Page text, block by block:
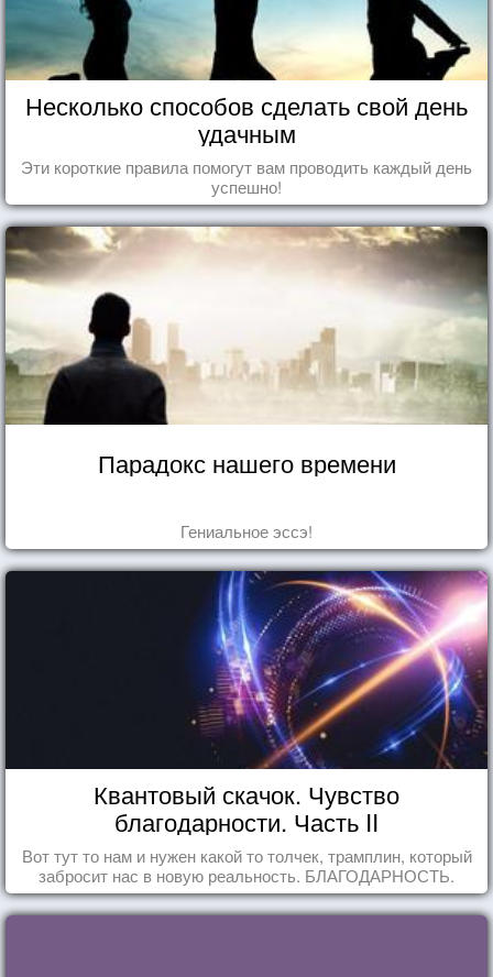
Несколько способов сделать свой день
удачным
Эти короткие правила помогут вам проводить каждый день
успешно!
Парадокс нашего времени
Гениальное эссэ!
Квантовый скачок. Чувство
благодарности. Часть II
Вот тут то нам и нужен какой то толчек, трамплин, который
забросит нас в новую реальность. БЛАГОДАРНОСТЬ.